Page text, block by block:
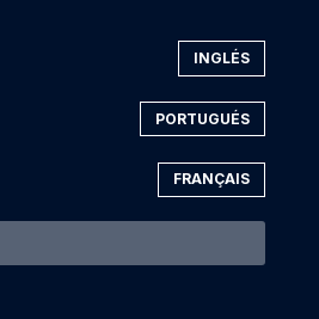
INGLÉS
PORTUGUÉS
FRANÇAIS